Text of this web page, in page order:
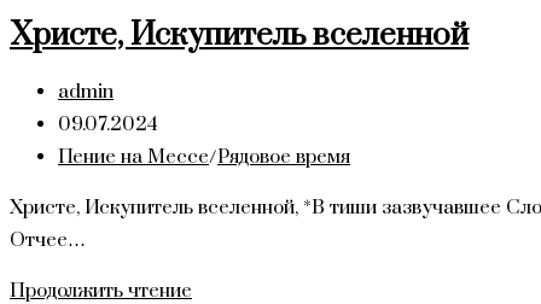
к
Христе, Искупитель вселенной
Автор
записи:
admin
Запись
опубликована:
09.07.2024
Рубрика
Пение на Мессе/Рядовое время
Христе, Искупитель вселенной, *В тиши зазвучавшее
Отчее…
Продолжить чтение